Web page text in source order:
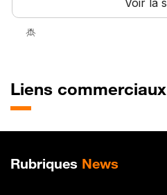
Liens commerciaux
Plan de site
Rubriques News